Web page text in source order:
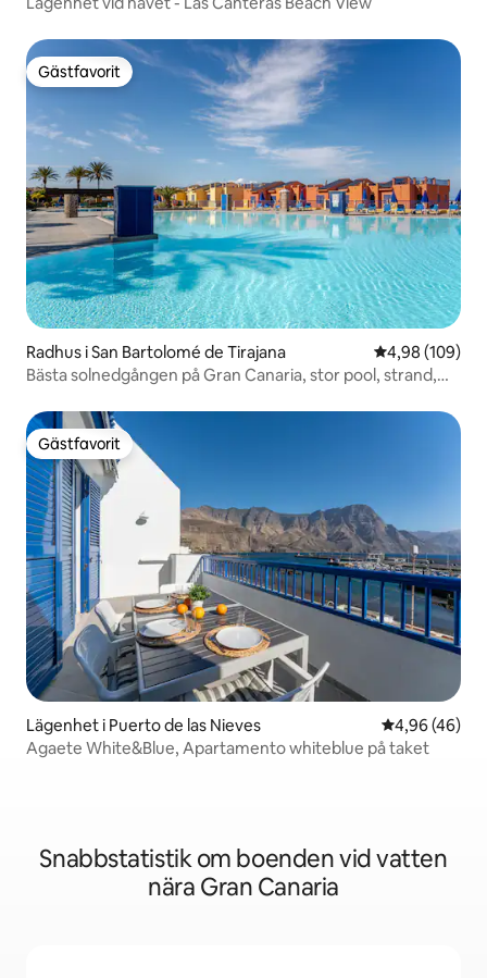
Gästfavorit
Gästfavorit
Radhus i San Bartolomé de Tirajana 4,98 av 5 i
4,98 (109)
Bästa solnedgången på Gran Canaria, stor pool, strand,
Gästfavorit
Gästfavorit
Lägenhet i Puerto de las Nieves 4,96 av 5 i
4,96 (46)
Agaete White&Blue, Apartamento whiteblue på taket
Snabbstatistik om boenden vid vatten
nära Gran Canaria